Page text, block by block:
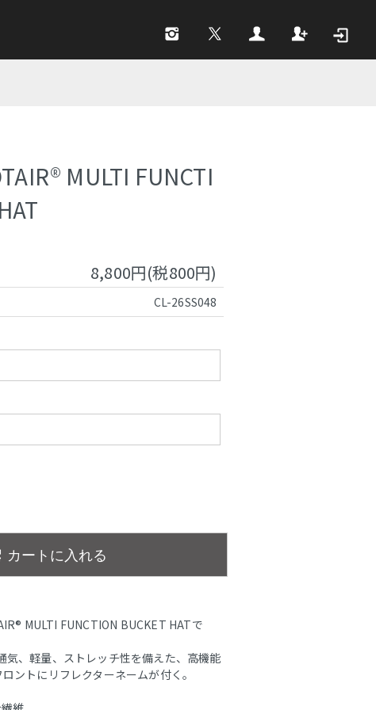
MULTI FUNCTI
8,800円(税800円)
CL-26SS048
カートに入れる
MULTI FUNCTION BUCKET HATで
、軽量、ストレッチ性を備えた、高機能
ントにリフレクターネームが付く。